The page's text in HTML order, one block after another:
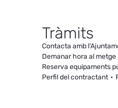
Tràmits
Contacta amb
Demanar hora al metge
Reserva equipaments
Perfil del contractant